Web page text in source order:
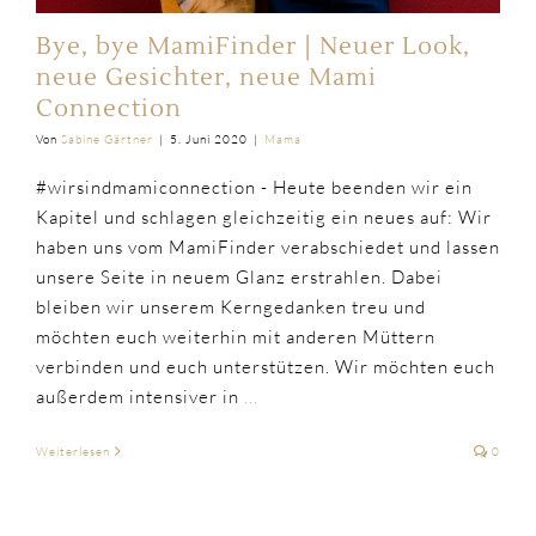
Bye, bye MamiFinder | Neuer Look,
neue Gesichter, neue Mami
Connection
Von Sabine Gärtner | 5. Juni 2020 | Mama
#wirsindmamiconnection - Heute beenden wir ein
Kapitel und schlagen gleichzeitig ein neues auf: Wir
haben uns vom MamiFinder verabschiedet und lassen
unsere Seite in neuem Glanz erstrahlen. Dabei
bleiben wir unserem Kerngedanken treu und
möchten euch weiterhin mit anderen Müttern
verbinden und euch unterstützen. Wir möchten euch
außerdem intensiver in ...
Weiterlesen 0